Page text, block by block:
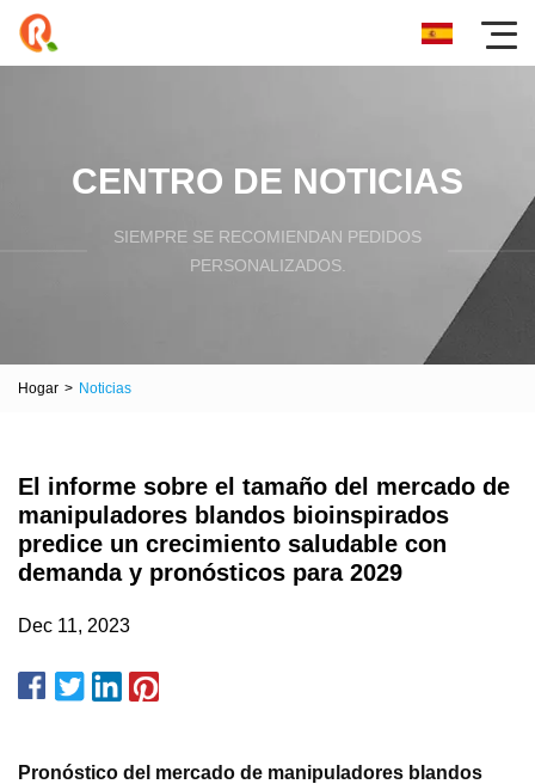
CENTRO DE NOTICIAS
SIEMPRE SE RECOMIENDAN PEDIDOS
PERSONALIZADOS.
Hogar > Noticias
El informe sobre el tamaño del mercado de
manipuladores blandos bioinspirados
predice un crecimiento saludable con
demanda y pronósticos para 2029
Dec 11, 2023
Pronóstico del mercado de manipuladores blandos